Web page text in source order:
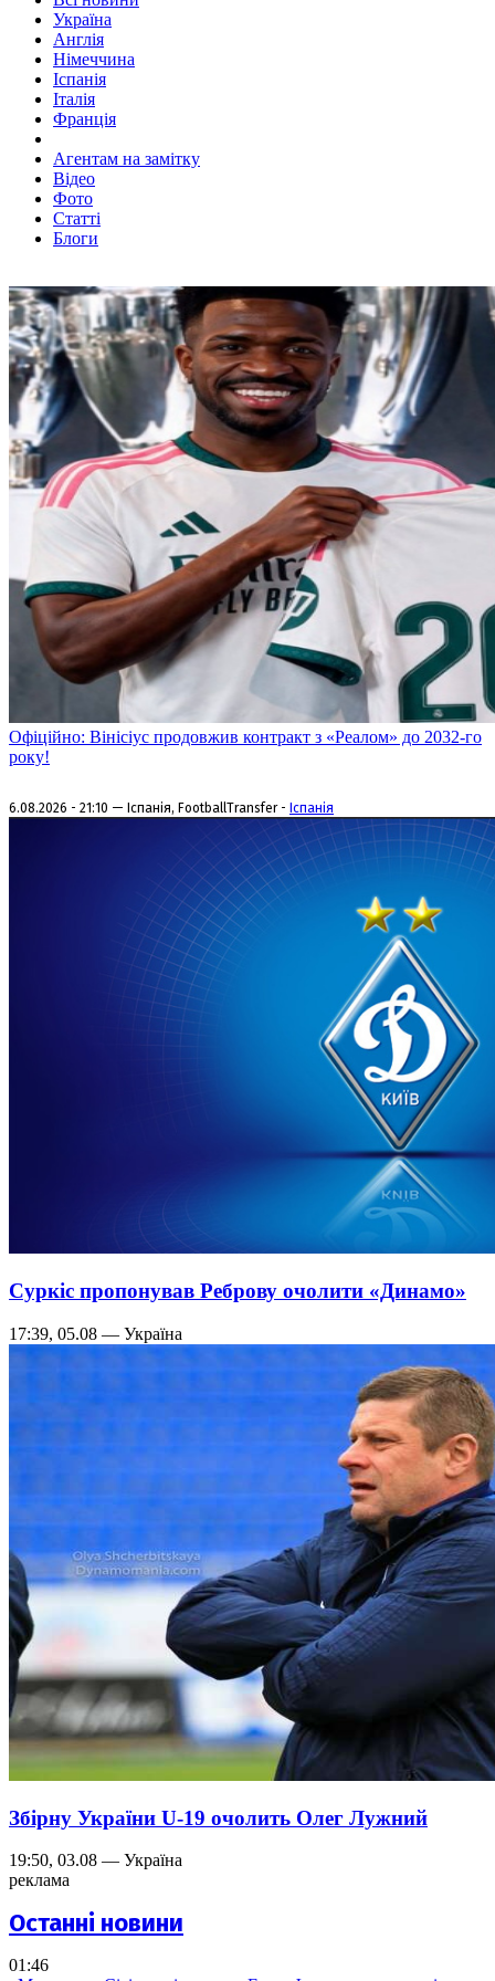
Україна
Англія
Німеччина
Іспанія
Італія
Франція
Агентам на замітку
Відео
Фото
Статті
Блоги
Офіційно: Вінісіус продовжив контракт з «Реалом» до 2032-го
року!
6.08.2026 - 21:10 — Іспанія, FootballTransfer - Іспанія
Суркіс пропонував Реброву очолити «Динамо»
17:39, 05.08 — Україна
Збірну України U-19 очолить Олег Лужний
19:50, 03.08 — Україна
реклама
Останні новини
01:46